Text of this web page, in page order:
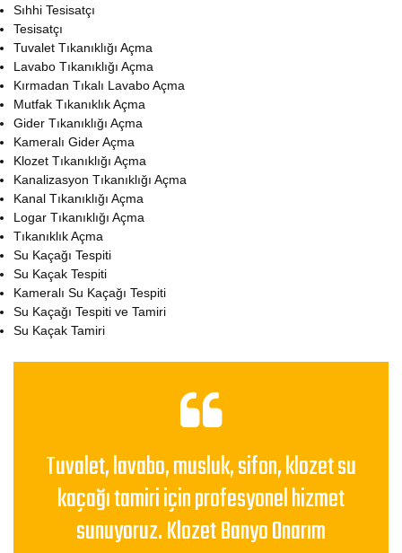
Sıhhi Tesisatçı
Tesisatçı
Tuvalet Tıkanıklığı Açma
Lavabo Tıkanıklığı Açma
Kırmadan Tıkalı Lavabo Açma
Mutfak Tıkanıklık Açma
Gider Tıkanıklığı Açma
Kameralı Gider Açma
Klozet Tıkanıklığı Açma
Kanalizasyon Tıkanıklığı Açma
Kanal Tıkanıklığı Açma
Logar Tıkanıklığı Açma
Tıkanıklık Açma
Su Kaçağı Tespiti
Su Kaçak Tespiti
Kameralı Su Kaçağı Tespiti
Su Kaçağı Tespiti ve Tamiri
Su Kaçak Tamiri
Tuvalet, lavabo, musluk, sifon, klozet su
kaçağı tamiri için profesyonel hizmet
sunuyoruz. Klozet Banyo Onarım